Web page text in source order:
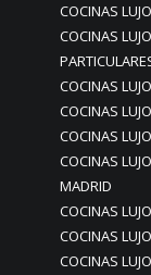
COCINAS
COCINAS
COCINAS
COCINAS
COCINAS
COCINAS
MADRID
COCINAS
COCINAS
COCINAS